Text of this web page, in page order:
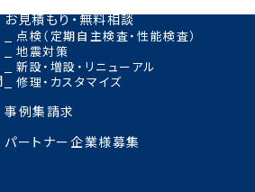
お見積もり・無料相談
点検（定期自主検査・性能検査）
地震対策
新設・増設・リニューアル
修理・カスタマイズ
事例集請求
パートナー企業様募集